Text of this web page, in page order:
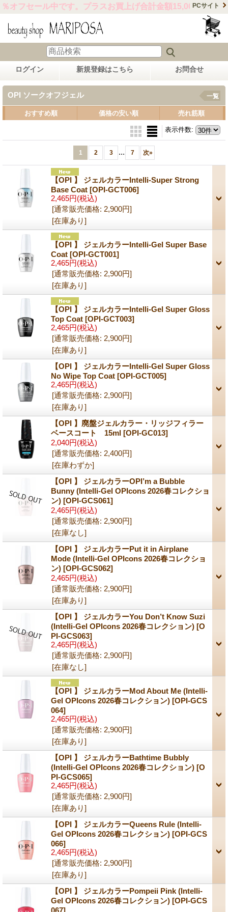
フセール中です。プラスお買上げ合計金額15,000円以上で送
PCサイト
ログイン 新規登録はこちら お問合せ
OPI ソークオフジェル 一覧
おすすめ順 価格の安い順 売れ筋順
表示件数:
1 2 3 ... 7 次»
【OPI 】 ジェルカラーIntelli-Super Strong
Base Coat [OPI-GCT006]
2,465円(税込)
[通常販売価格: 2,900円]
[在庫あり]
【OPI 】 ジェルカラーIntelli-Gel Super Base
Coat [OPI-GCT001]
2,465円(税込)
[通常販売価格: 2,900円]
[在庫あり]
【OPI 】 ジェルカラーIntelli-Gel Super Gloss
Top Coat [OPI-GCT003]
2,465円(税込)
[通常販売価格: 2,900円]
[在庫あり]
【OPI 】 ジェルカラーIntelli-Gel Super Gloss
No Wipe Top Coat [OPI-GCT005]
2,465円(税込)
[通常販売価格: 2,900円]
[在庫あり]
【OPI 】廃盤ジェルカラー・リッジフィラー
ベースコート 15ml [OPI-GC013]
2,040円(税込)
[通常販売価格: 2,400円]
[在庫わずか]
【OPI 】 ジェルカラーOPI’m a ​Bubble
Bunny (Intelli-Gel OPIcons 2026春コレクショ
ン) [OPI-GCS061]
2,465円(税込)
[通常販売価格: 2,900円]
[在庫なし]
【OPI 】 ジェルカラーPut it in Airplane
Mode (Intelli-Gel OPIcons 2026春コレクショ
ン) [OPI-GCS062]
2,465円(税込)
[通常販売価格: 2,900円]
[在庫あり]
【OPI 】 ジェルカラーYou Don’t Know Suzi
(Intelli-Gel OPIcons 2026春コレクション) [O
PI-GCS063]
2,465円(税込)
[通常販売価格: 2,900円]
[在庫なし]
【OPI 】 ジェルカラーMod About Me (Intelli-
Gel OPIcons 2026春コレクション) [OPI-GCS
064]
2,465円(税込)
[通常販売価格: 2,900円]
[在庫あり]
【OPI 】 ジェルカラーBathtime Bubbly
(Intelli-Gel OPIcons 2026春コレクション) [O
PI-GCS065]
2,465円(税込)
[通常販売価格: 2,900円]
[在庫あり]
【OPI 】 ジェルカラーQueens Rule (Intelli-
Gel OPIcons 2026春コレクション) [OPI-GCS
066]
2,465円(税込)
[通常販売価格: 2,900円]
[在庫あり]
【OPI 】 ジェルカラーPompeii Pink (Intelli-
Gel OPIcons 2026春コレクション) [OPI-GCS
067]